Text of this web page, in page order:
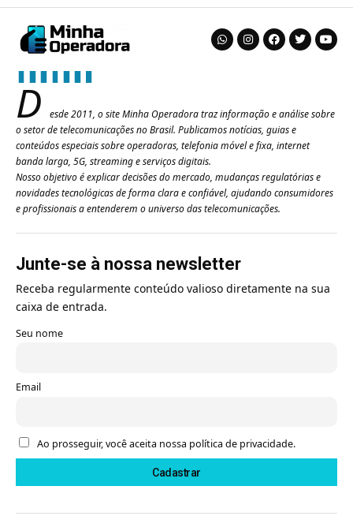
D
esde 2011, o site Minha Operadora traz informação e análise sobre
o setor de telecomunicações no Brasil. Publicamos notícias, guias e
conteúdos especiais sobre operadoras, telefonia móvel e fixa, internet
banda larga, 5G, streaming e serviços digitais.
Nosso objetivo é explicar decisões do mercado, mudanças regulatórias e
novidades tecnológicas de forma clara e confiável, ajudando consumidores
e profissionais a entenderem o universo das telecomunicações.
Junte-se à nossa newsletter
Receba regularmente conteúdo valioso diretamente na sua
caixa de entrada.
Seu nome
Email
Ao prosseguir, você aceita nossa política de privacidade.